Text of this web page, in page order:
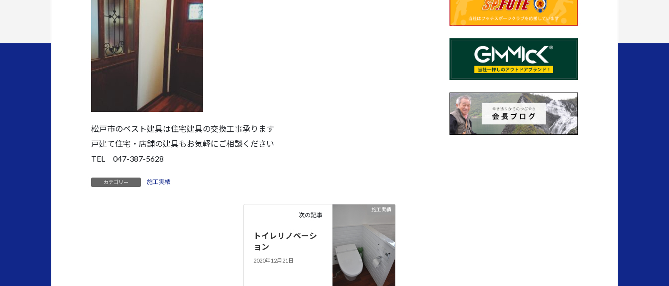
松戸市のベスト建具は住宅建具の交換工事承ります
戸建て住宅・店舗の建具もお気軽にご相談ください
TEL 047-387-5628
カテゴリー 施工実績
施工実績
次の記事
トイレリノベーシ
ョン
2020年12月21日